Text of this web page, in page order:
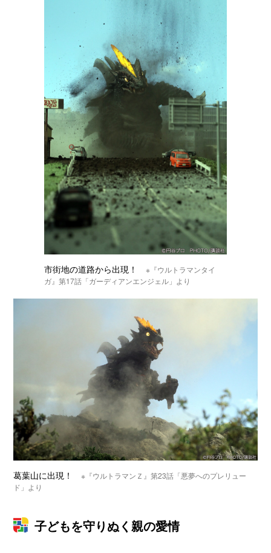
市街地の道路から出現！
※『ウルトラマンタイ
ガ』第17話「ガーディアンエンジェル」より
葛葉山に出現！※『ウルトラマンＺ』第23話「悪夢へのプレリュー
ド」より
子どもを守りぬく親の愛情